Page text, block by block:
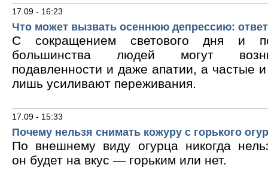
17.09 - 16:23
Что может вызвать осеннюю депрессию:
С сокращением светового дня и
большинства людей могут
подавленности и даже апатии, а частые
лишь усиливают переживания.
17.09 - 15:33
Почему нельзя снимать кожуру с горького
По внешнему виду огурца никогда
он будет на вкус — горьким или нет.